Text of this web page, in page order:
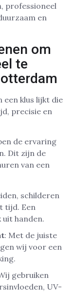
professioneel
en
om
te
een klus lijkt die
precisie en
de ervaring
Dit zijn de
van een
schilderen
tijd. Een
handen.
: Met de juiste
wij voor een
gebruiken
UV-